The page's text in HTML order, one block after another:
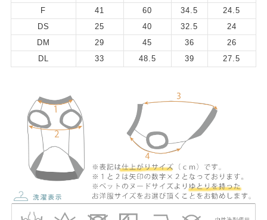
F
41 60 34.5
24.5
DS
25 40 32.5
24
DM
29 45 36
26
DL
33 48.5 39 27.5